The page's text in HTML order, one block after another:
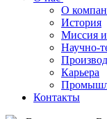
О
История
Миссия
Научно-
Карьера
Контакты